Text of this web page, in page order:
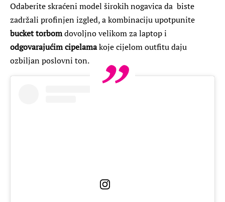
Odaberite skraćeni model širokih nogavica da biste
zadržali profinjen izgled, a kombinaciju upotpunite
bucket torbomdovoljno velikom za laptop i
odgovarajućim cipelamakoje cijelom outfitu daju
ozbiljan poslovni ton.